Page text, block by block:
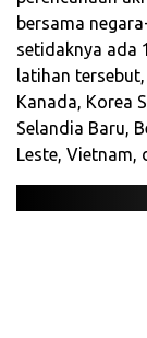
bersama
setidaknya ada
latihan
Kanada, Korea
Selandia Baru,
Leste, Vietnam,